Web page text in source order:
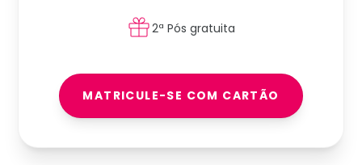
2ª Pós gratuita
MATRICULE-SE COM CARTÃO